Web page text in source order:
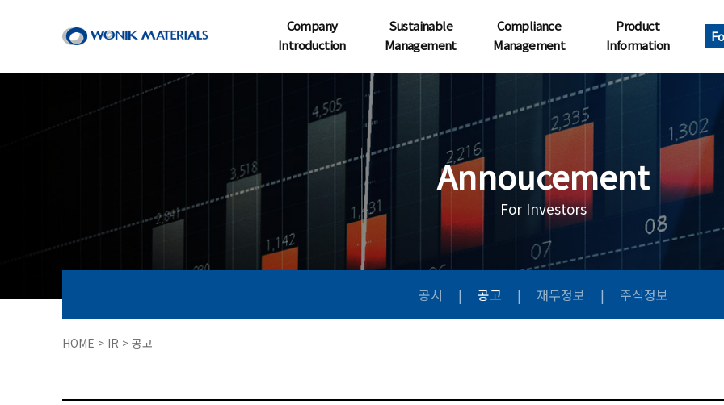
Company
Introduction
Sustainable
Management
Compliance
Management
Product
Information
Annoucement
For Investors
공시 | 공고 | 재무정보 | 주식정보
HOME > IR > 공고